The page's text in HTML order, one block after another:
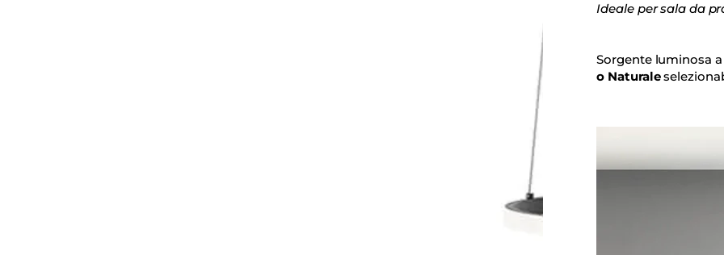
Ideale per sala da
Sorgente luminosa
o Naturale